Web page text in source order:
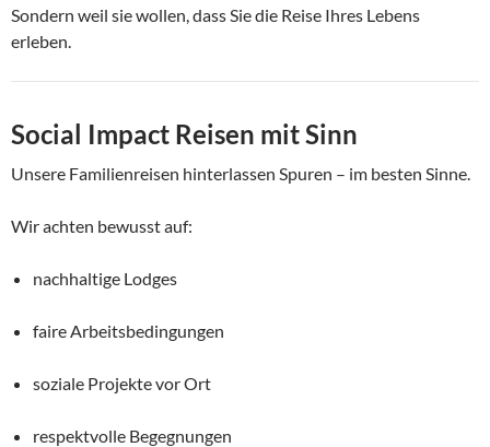
Sondern weil sie wollen, dass Sie die Reise Ihres Lebens
erleben.
Social Impact Reisen mit Sinn
Unsere Familienreisen hinterlassen Spuren – im besten Sinne.
Wir achten bewusst auf:
nachhaltige Lodges
faire Arbeitsbedingungen
soziale Projekte vor Ort
respektvolle Begegnungen